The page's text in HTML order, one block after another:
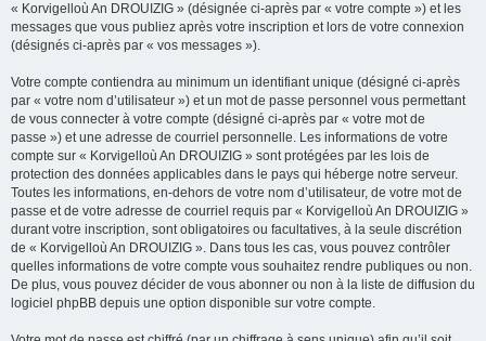
« Korvigelloù An DROUIZIG » (désignée ci-après par « votre compte ») et les
messages que vous publiez après votre inscription et lors de votre connexion
(désignés ci-après par « vos messages »).
Votre compte contiendra au minimum un identifiant unique (désigné ci-après
par « votre nom d’utilisateur ») et un mot de passe personnel vous permettant
de vous connecter à votre compte (désigné ci-après par « votre mot de
passe ») et une adresse de courriel personnelle. Les informations de votre
compte sur « Korvigelloù An DROUIZIG » sont protégées par les lois de
protection des données applicables dans le pays qui héberge notre serveur.
Toutes les informations, en-dehors de votre nom d’utilisateur, de votre mot de
passe et de votre adresse de courriel requis par « Korvigelloù An DROUIZIG »
durant votre inscription, sont obligatoires ou facultatives, à la seule discrétion
de « Korvigelloù An DROUIZIG ». Dans tous les cas, vous pouvez contrôler
quelles informations de votre compte vous souhaitez rendre publiques ou non.
De plus, vous pouvez décider de vous abonner ou non à la liste de diffusion du
logiciel phpBB depuis une option disponible sur votre compte.